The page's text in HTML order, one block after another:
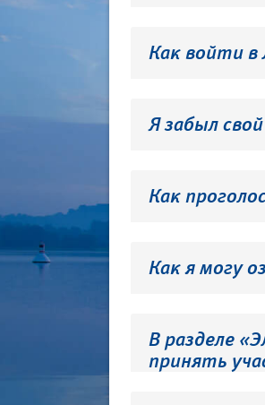
Как войти в
Я забыл
Как
Как я могу
В разделе
принять